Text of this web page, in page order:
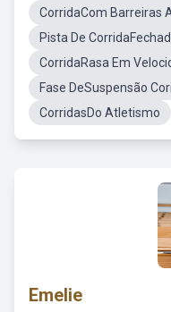
CorridaCom Barreiras
Pista De
CorridaRasa Em
Fase DeSuspensão
CorridasDo Atletismo
Emelie